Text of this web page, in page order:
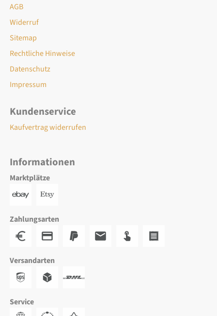
AGB
Widerruf
Sitemap
Rechtliche Hinweise
Datenschutz
Impressum
Kundenservice
Kaufvertrag widerrufen
Informationen
Marktplätze
Zahlungsarten
Versandarten
Service